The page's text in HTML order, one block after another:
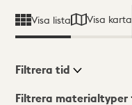
Visa lista Visa karta
Visningsläge
Filtrera tid
Filtrera materialtyper